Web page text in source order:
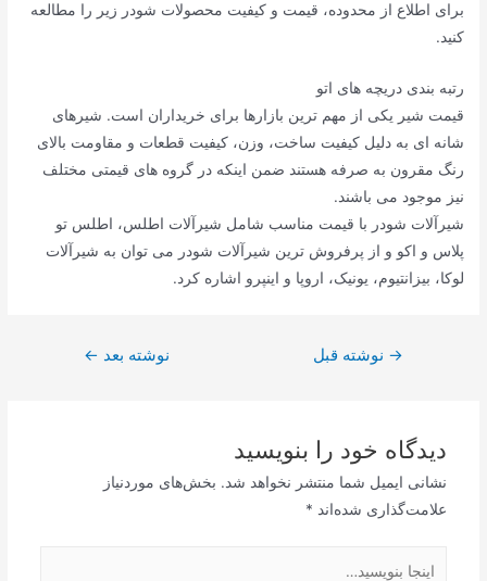
برای اطلاع از محدوده، قیمت و کیفیت محصولات شودر زیر را مطالعه
کنید.
رتبه بندی دریچه های اتو
قیمت شیر ​​یکی از مهم ترین بازارها برای خریداران است. شیرهای
شانه ای به دلیل کیفیت ساخت، وزن، کیفیت قطعات و مقاومت بالای
رنگ مقرون به صرفه هستند ضمن اینکه در گروه های قیمتی مختلف
نیز موجود می باشند.
شیرآلات شودر با قیمت مناسب شامل شیرآلات اطلس، اطلس تو
پلاس و اکو و از پرفروش ترین شیرآلات شودر می توان به شیرآلات
لوکا، بیزانتیوم، یونیک، اروپا و اینپرو اشاره کرد.
راهبری→ نوشته قبل نوشته بعد ←
دیدگاه‌ خود را بنویسید
نشانی ایمیل شما منتشر نخواهد شد. بخش‌های موردنیاز
علامت‌گذاری شده‌اند *